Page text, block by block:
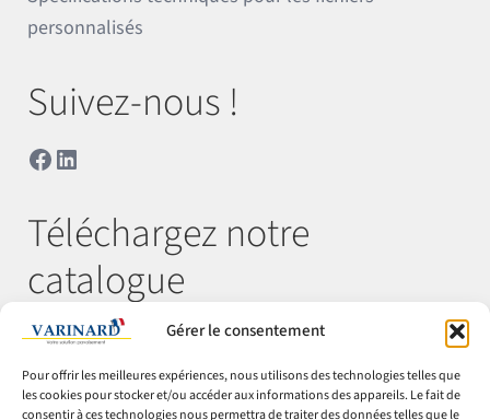
Gérer le consentement
Pour offrir les meilleures expériences, nous utilisons des technologies telles que
les cookies pour stocker et/ou accéder aux informations des appareils. Le fait de
consentir à ces technologies nous permettra de traiter des données telles que le
personnalisés
Suivez-nous !
Facebook
LinkedIn
Téléchargez notre
catalogue